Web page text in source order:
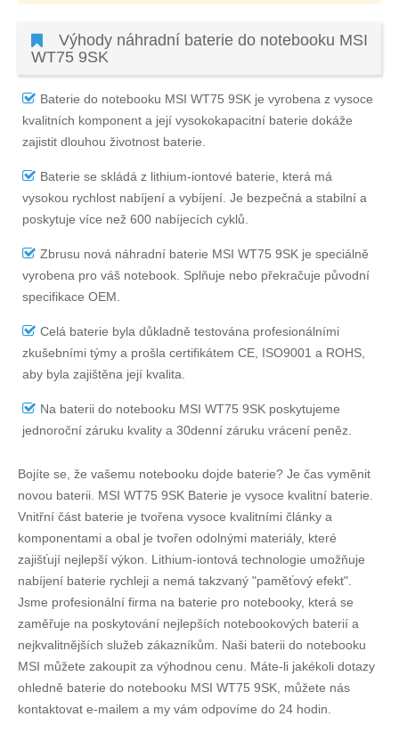
Výhody náhradní baterie do notebooku MSI
WT75 9SK
Baterie do notebooku MSI WT75 9SK je vyrobena z vysoce
kvalitních komponent a její vysokokapacitní baterie dokáže
zajistit dlouhou životnost baterie.
Baterie se skládá z lithium-iontové baterie, která má
vysokou rychlost nabíjení a vybíjení. Je bezpečná a stabilní a
poskytuje více než 600 nabíjecích cyklů.
Zbrusu nová náhradní baterie MSI WT75 9SK je speciálně
vyrobena pro váš notebook. Splňuje nebo překračuje původní
specifikace OEM.
Celá baterie byla důkladně testována profesionálními
zkušebními týmy a prošla certifikátem CE, ISO9001 a ROHS,
aby byla zajištěna její kvalita.
Na baterii do notebooku MSI WT75 9SK poskytujeme
jednoroční záruku kvality a 30denní záruku vrácení peněz.
Bojíte se, že vašemu notebooku dojde baterie? Je čas vyměnit
novou baterii. MSI WT75 9SK Baterie je vysoce kvalitní baterie.
Vnitřní část baterie je tvořena vysoce kvalitními články a
komponentami a obal je tvořen odolnými materiály, které
zajišťují nejlepší výkon. Lithium-iontová technologie umožňuje
nabíjení baterie rychleji a nemá takzvaný "paměťový efekt".
Jsme profesionální firma na baterie pro notebooky, která se
zaměřuje na poskytování nejlepších notebookových baterií a
nejkvalitnějších služeb zákazníkům. Naši baterii do notebooku
MSI můžete zakoupit za výhodnou cenu. Máte-li jakékoli dotazy
ohledně baterie do notebooku MSI WT75 9SK , můžete nás
kontaktovat e-mailem a my vám odpovíme do 24 hodin.